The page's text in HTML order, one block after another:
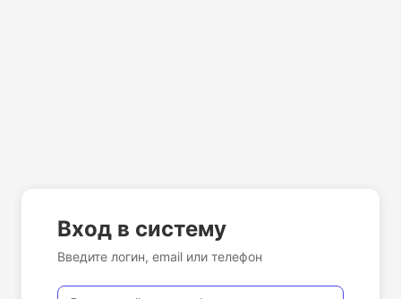
Вход в систему
Введите логин, email или телефон